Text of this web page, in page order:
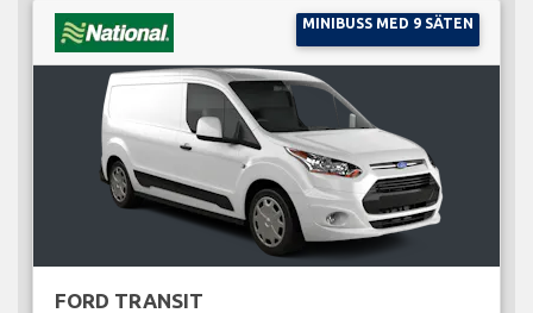
MINIBUSS MED 9 SÄTEN
FORD TRANSIT